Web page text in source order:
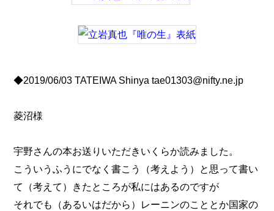
◆2019/06/03 TATEIWA Shinya tae01303@nifty.ne.jp
菱沼様
宇野さんの本お送りいただきいくらか読みました。
こういうふうにでなく書こう（考えよう）と思って書い
て（考えて）きたところが私にはあるのですが
それでも（あるいはだから）レーニンのこととか国家の